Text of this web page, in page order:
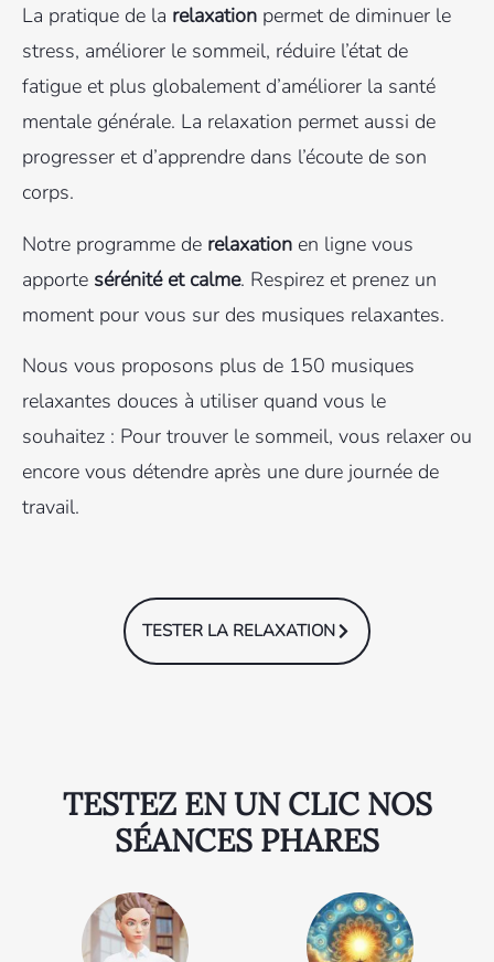
La pratique de la relaxation permet de diminuer le
stress, améliorer le sommeil, réduire l’état de
fatigue et plus globalement d’améliorer la santé
mentale générale. La relaxation permet aussi de
progresser et d’apprendre dans l’écoute de son
corps.
Notre programme de relaxation en ligne vous
apporte sérénité et calme. Respirez et prenez un
moment pour vous sur des musiques relaxantes.
Nous vous proposons plus de 150 musiques
relaxantes douces à utiliser quand vous le
souhaitez : Pour trouver le sommeil, vous relaxer ou
encore vous détendre après une dure journée de
travail.
TESTER LA RELAXATION
TESTEZ EN UN CLIC NOS
SÉANCES PHARES